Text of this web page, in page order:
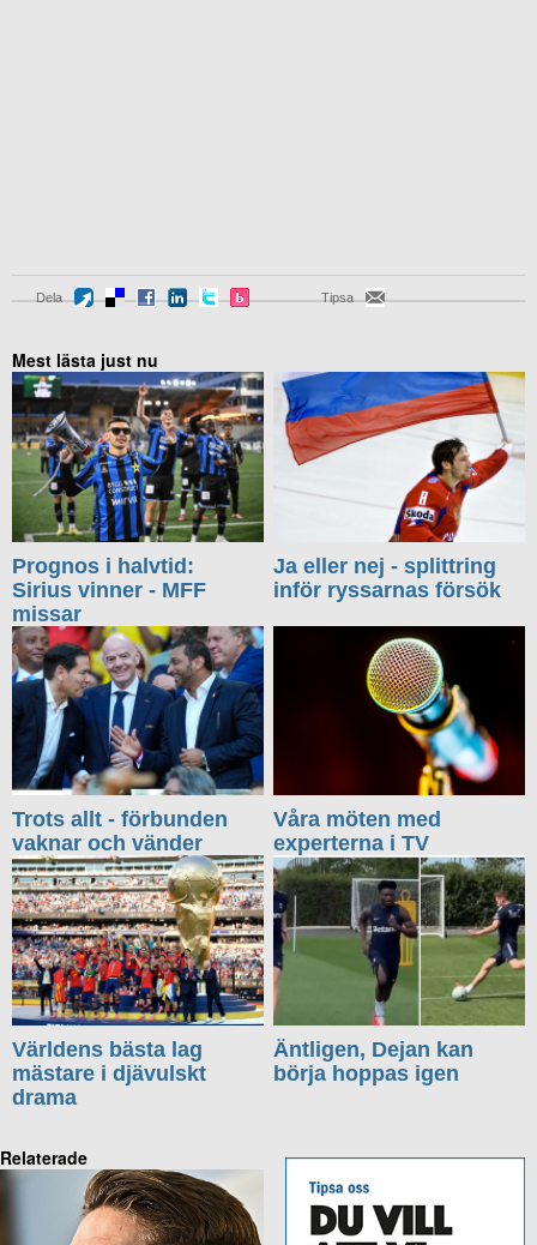
Dela Tipsa
Mest lästa just nu
Prognos i halvtid:
Sirius vinner - MFF
missar
Ja eller nej - splittring
inför ryssarnas försök
Trots allt - förbunden
vaknar och vänder
Våra möten med
experterna i TV
Världens bästa lag
mästare i djävulskt
drama
Äntligen, Dejan kan
börja hoppas igen
Relaterade